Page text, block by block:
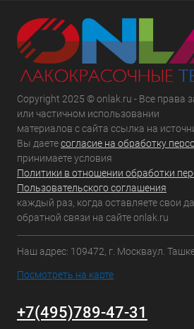
Copyright 2025 © onlak.ru - Все
или частичном использовании
материалов с сайта ссылка на
Вы даетесогласие на обработку
принимаете условия
Политики в отношении обработки
Пользовательского соглашения
каждый раз, когда оставляете свои
обратной связи на сайте onlak.ru
Наш адрес: 109472, г. Москваул.
Посмотреть на карте
+7(495)789-47-31